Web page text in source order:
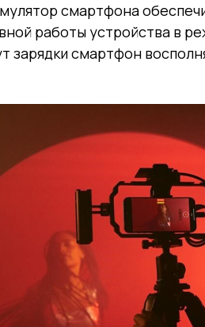
смартфона
работы устройства в
зарядки смартфон